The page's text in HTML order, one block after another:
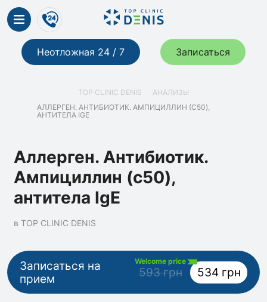
Неотложная 24 / 7 Записаться
TOP CLINIC DENIS
АНАЛИЗЫ
АЛЛЕРГЕН. АНТИБИОТИК. АМПИЦИЛЛИН (C50),
АНТИТЕЛА IGE
Аллерген. Антибиотик.
Ампициллин (c50),
антитела IgE
в TOP CLINIC DENIS
Записаться на
прием
Welcome price
593 грн 534 грн